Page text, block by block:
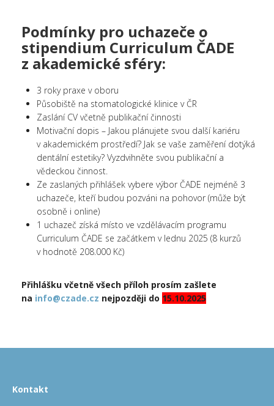
Podmínky pro uchazeče o
stipendium Curriculum ČADE
z akademické sféry:
3 roky praxe v oboru
Působiště na stomatologické klinice v ČR
Zaslání CV včetně publikační činnosti
Motivační dopis – Jakou plánujete svou další kariéru
v akademickém prostředí? Jak se vaše zaměření dotýká
dentální estetiky? Vyzdvihněte svou publikační a
vědeckou činnost.
Ze zaslaných přihlášek vybere výbor ČADE nejméně 3
uchazeče, kteří budou pozváni na pohovor (může být
osobně i online)
1 uchazeč získá místo ve vzdělávacím programu
Curriculum ČADE se začátkem v lednu 2025 (8 kurzů
v hodnotě 208.000 Kč)
Přihlášku včetně všech příloh prosím zašlete
na info@czade.cz nejpozději do 15.10.2025
Kontakt